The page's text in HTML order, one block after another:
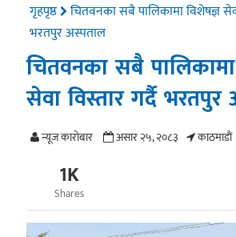
गृहपृष्ठ
चितवनका सबै पालिकामा विशेषज्ञ
भरतपुर अस्पताल
चितवनका सबै
सेवा विस्तार गर्दै
न्यूज काराेबार असार २५, २०८३ काठमाडाैं
1K
Shares